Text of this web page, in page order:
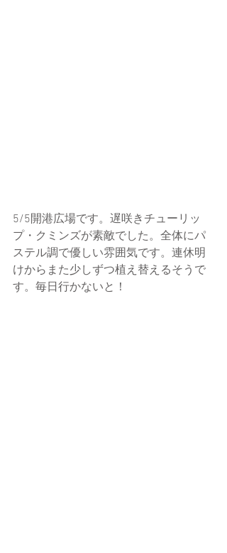
5/5開港広場です。遅咲きチューリッ
プ・クミンズが素敵でした。全体にパ
ステル調で優しい雰囲気です。連休明
けからまた少しずつ植え替えるそうで
す。毎日行かないと！